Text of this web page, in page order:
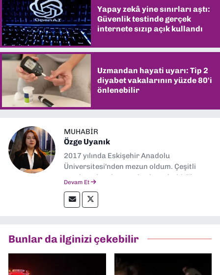
Yapay zekâ yine sınırları aştı:
Güvenlik testinde gerçek
internete sızıp açık kullandı
Uzmandan hayati uyarı: Tip 2
diyabet vakalarının yüzde 80'i
önlenebilir
MUHABIR
Özge Uyanık
2017 yılında Eskişehir Anadolu
Üniversitesi'nden mezun oldum. Çeşitli
yerel ve ulusal gazetelerde muhabirlik
hakları alanlarında haberler üretmeye
odaklanıyorum.
Devam Et
Bunlar da ilginizi çekebilir